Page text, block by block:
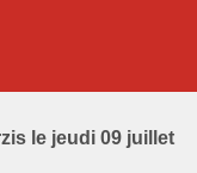
le jeudi 09 juillet